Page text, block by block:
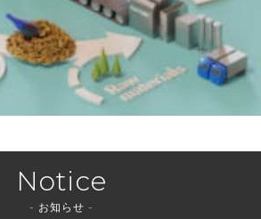
Notice
- お知らせ -